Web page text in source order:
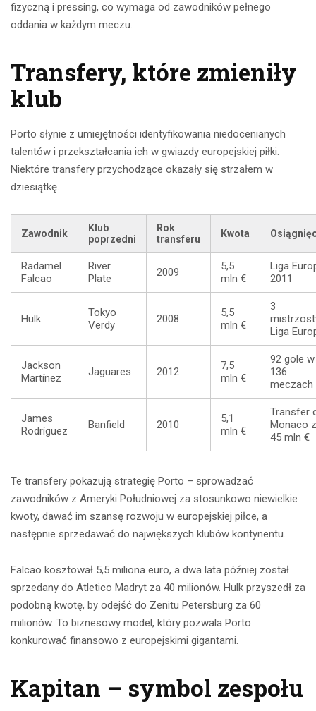
fizyczną i pressing, co wymaga od zawodników pełnego
oddania w każdym meczu.
Transfery, które zmieniły
klub
Porto słynie z umiejętności identyfikowania niedocenianych
talentów i przekształcania ich w gwiazdy europejskiej piłki.
Niektóre transfery przychodzące okazały się strzałem w
dziesiątkę.
Zawodnik
Klub
poprzedni
Rok
transferu
Kwota
Radamel
Falcao
River
Plate
2009
5,5
mln €
Liga
2011
Hulk
Tokyo
Verdy
2008
5,5
mln €
3
Liga
Jackson
Martínez
Jaguares 2012
7,5
mln €
92 gole w
136
meczach
James
Rodríguez
Banfield 2010
5,1
mln €
Transfer
Monaco
45 mln €
Te transfery pokazują strategię Porto – sprowadzać
zawodników z Ameryki Południowej za stosunkowo niewielkie
kwoty, dawać im szansę rozwoju w europejskiej piłce, a
następnie sprzedawać do największych klubów kontynentu.
Falcao kosztował 5,5 miliona euro, a dwa lata później został
sprzedany do Atletico Madryt za 40 milionów. Hulk przyszedł za
podobną kwotę, by odejść do Zenitu Petersburg za 60
milionów. To biznesowy model, który pozwala Porto
konkurować finansowo z europejskimi gigantami.
Kapitan – symbol zespołu